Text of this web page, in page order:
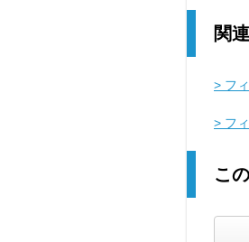
関
> フ
> フ
こ